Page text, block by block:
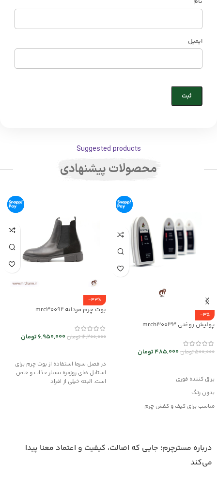
ایمیل
Suggested products
محصولات پیشنهادی
-3%
پولیش روغنی mrch30033
500,000تومان485,000تومان
براق کننده فوری
بدون رنگ
مناسب برای کیف و کفش چرم
-43%
بوت چرم مردانه mrc30092
12,200,000تومان6,950,000 تومان
در فصل سرما استفاده از بوت چرم برای
استایل های روزمره بسیار جذاب و خاص
است. البته خیلی از افراد
درباره مسترچرم؛ جایی که اصالت، کیفیت و اعتماد معنا پیدا
می‌کند